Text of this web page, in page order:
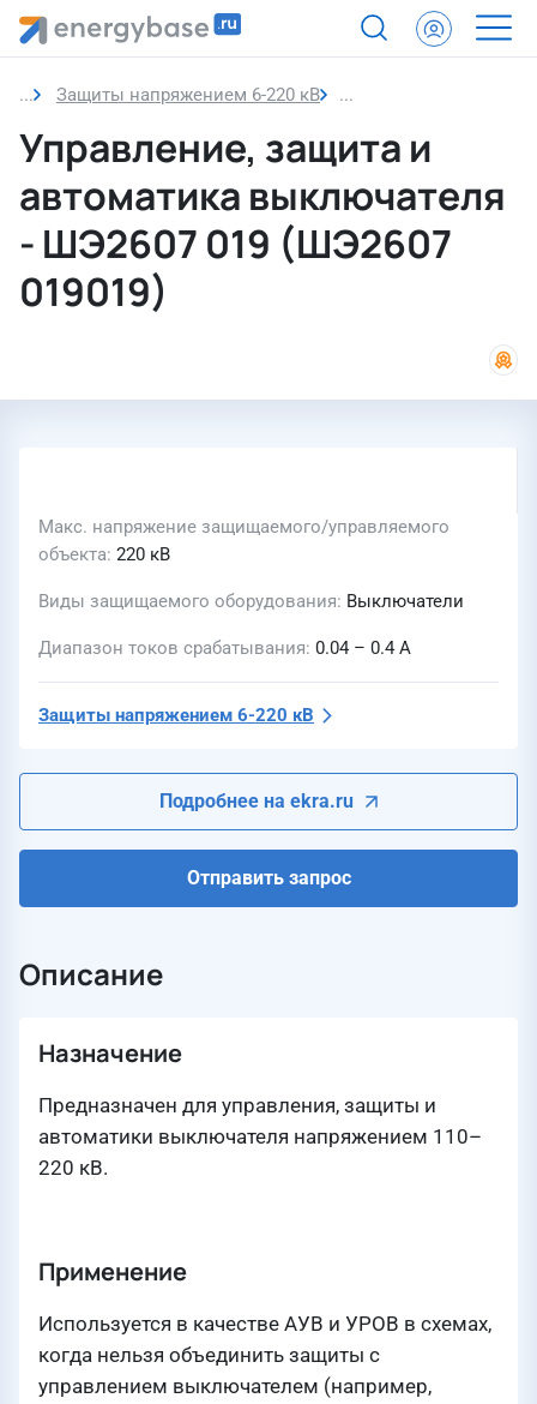
Защиты напряжением 6-220 кВ Управление, защита
Управление, защита и
автоматика выключателя
- ШЭ2607 019 (ШЭ2607
019019)
Макс. напряжение защищаемого/управляемого
объекта 220 кВ
Виды защищаемого оборудования Выключатели
Диапазон токов срабатывания 0.04 – 0.4 А
Защиты напряжением 6-220 кВ
Подробнее на ekra.ru
Отправить запрос
Описание
Назначение
Предназначен для управления, защиты и
автоматики выключателя напряжением 110–
220 кВ.
Применение
Используется в качестве АУВ и УРОВ в схемах,
когда нельзя объединить защиты с
управлением выключателем (например,